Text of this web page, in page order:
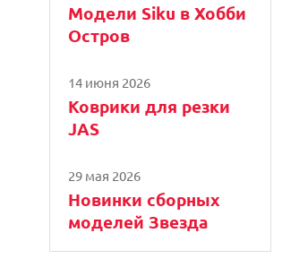
Модели Siku в Хобби
Остров
14 июня 2026
Коврики для резки
JAS
29 мая 2026
Новинки сборных
моделей Звезда